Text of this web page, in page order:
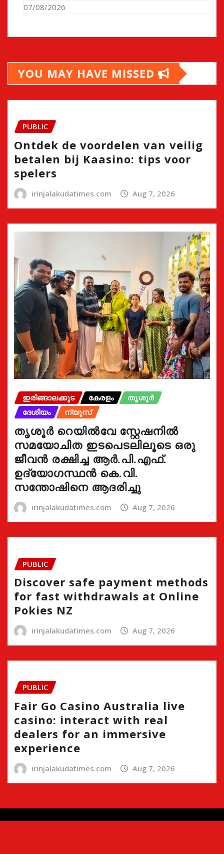
07/08/2026
YOU MAY HAVE MISSED
PUBLIC
Ontdek de voordelen van veilig
betalen bij Kaasino: tips voor
spelers
irinjalakudatimes.com Aug 7, 2026
ഇരിങ്ങാലക്കുട കേരളം
തൃശൂർ
ദേശീയം
ന്യൂസ്
തൃശൂർ റെയിൽവേ സ്റ്റേഷനിൽ
സമയോചിത ഇടപെടലിലൂടെ ഒരു
ജീവൻ രക്ഷിച്ച ആർ.പി.എഫ്.
ഉദ്യോഗസ്ഥൻ കെ.വി.
സന്തോഷിനെ ആദരിച്ചു
irinjalakudatimes.com Aug 7, 2026
PUBLIC
Discover safe payment methods
for fast withdrawals at Online
Pokies NZ
irinjalakudatimes.com Aug 7, 2026
PUBLIC
Fair Go Casino Australia live
casino: interact with real
dealers for an immersive
experience
irinjalakudatimes.com Aug 7, 2026